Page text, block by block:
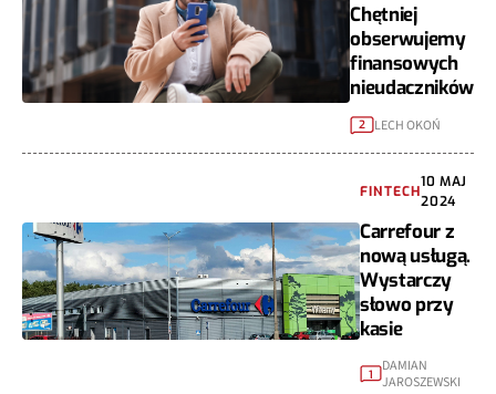
Chętniej
obserwujemy
finansowych
nieudaczników
2 LECH OKOŃ
FINTECH
10 MAJ
2024
Carrefour z
nową usługą.
Wystarczy
słowo przy
kasie
1
DAMIAN
JAROSZEWSKI